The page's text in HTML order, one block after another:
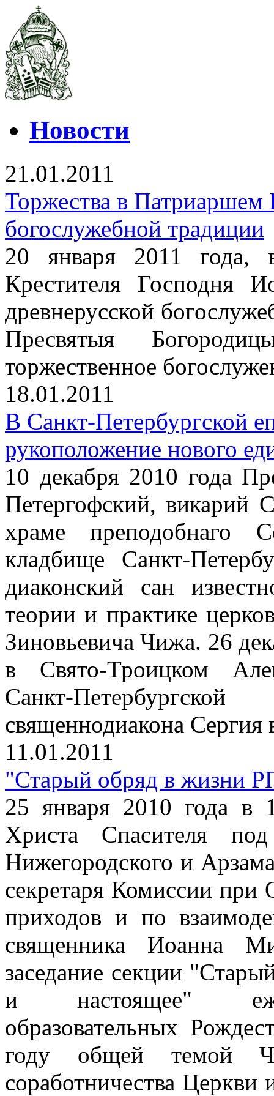
Новости
21.01.2011
Торжества в Патриаршем
богослужебной традиции
20 января 2011 года,
Крестителя Господня
древнерусской
Пресвятыя
торжественное
18.01.2011
В Санкт-Петербургской
рукоположение нового
10 декабря 2010 года
Петергофский, викарий
храме преподобнаго
кладбище Санкт-
диаконский сан
теории и практике
Зиновьевича Чижа. 26
в Свято-Троицком
Санкт-
священнодиакона Сергия
11.01.2011
"Старый обряд в жизни
25 января 2010 года в
Христа Спасителя под
Нижегородского и
секретаря Комиссии
приходов и по
священника Иоанна
заседание секции
и настоящее"
образовательных
году общей темой
соработничества